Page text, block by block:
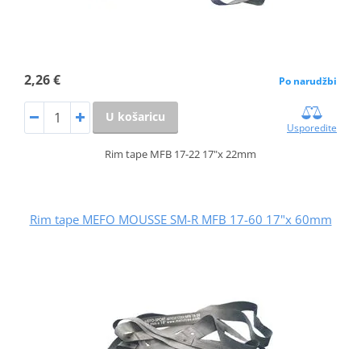
2,26 € Po narudžbi
U košaricu
Usporedite
Rim tape MFB 17-22 17"x 22mm
Rim tape MEFO MOUSSE SM-R MFB 17-60 17"x 60mm